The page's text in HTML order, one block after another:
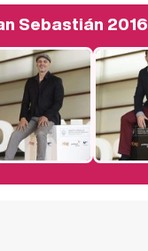
Sebastián 2016